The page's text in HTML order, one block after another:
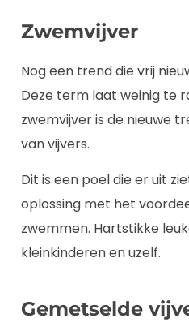
Zwemvijver
Nog een trend die vrij
Deze term laat weinig te
zwemvijver is de nieuwe
van vijvers.
Dit is een poel die er uit
oplossing met het
zwemmen. Hartstikke
kleinkinderen en uzelf.
Gemetselde